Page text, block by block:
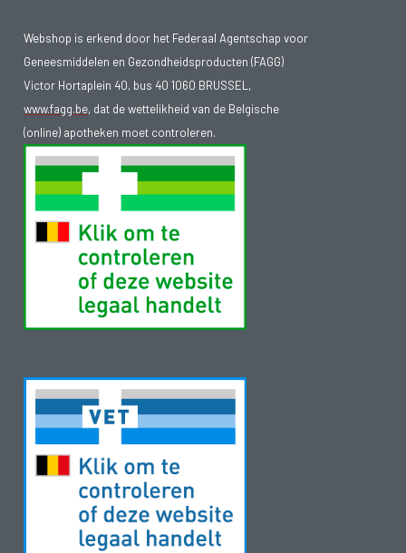
Webshop is erkend door het Federaal Agentschap voor
Geneesmiddelen en Gezondheidsproducten (FAGG)
Victor Hortaplein 40, bus 40 1060 BRUSSEL,
www.fagg.be, dat de wettelikheid van de Belgische
(online) apotheken moet controleren.